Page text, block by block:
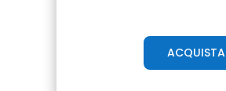
ACQUISTA